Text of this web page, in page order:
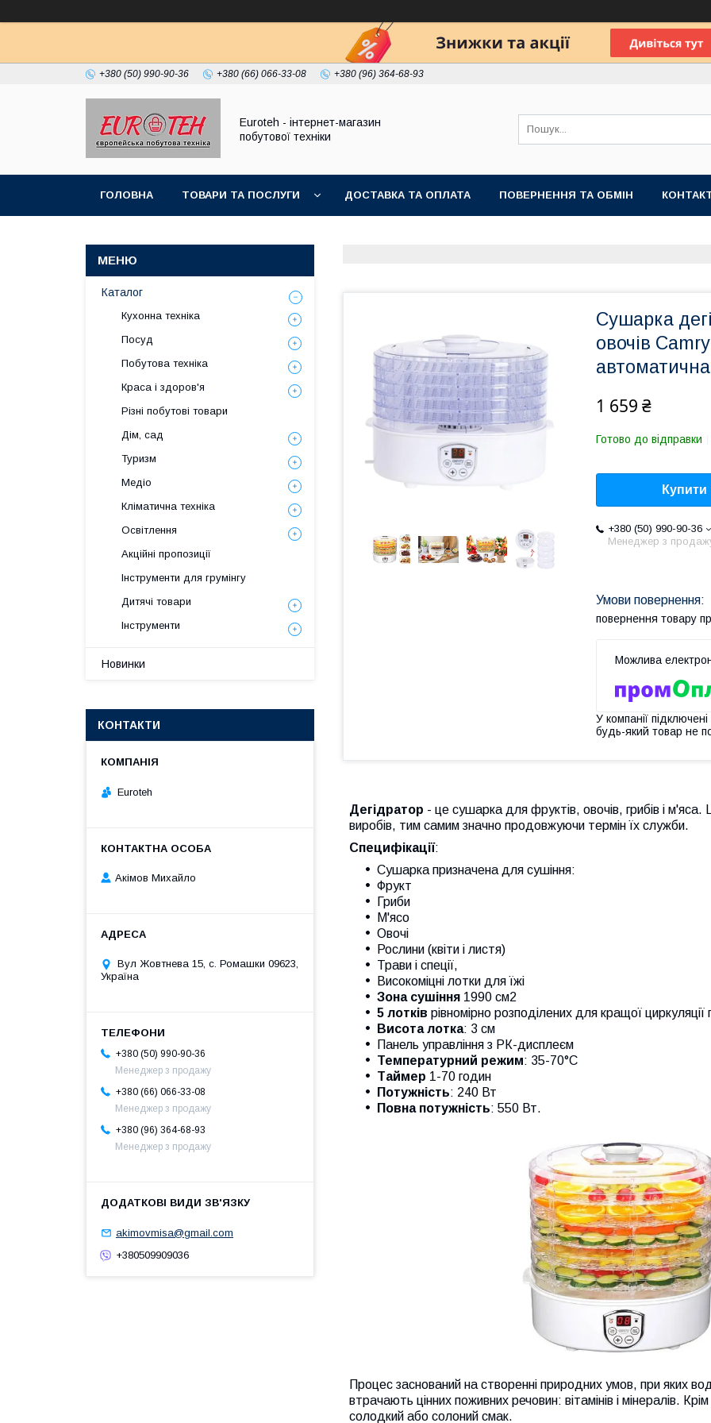
+380 (50) 990-90-36 +380 (66) 066-33-08 +380 (96) 364-68-93
Euroteh - інтернет-магазин
побутової техніки
ГОЛОВНА ТОВАРИ ТА ПОСЛУГИ ДОСТАВКА ТА ОПЛАТА ПОВЕРНЕННЯ ТА ОБМІН
Сушарка
овочів
1 659 ₴
Готово до відправки
Купити
+380 (50) 990-90-36
Менеджер з
повернення товару
У компанії
будь-який товар не
Дегідратор - це сушарка для фруктів, овочів, грибів і
виробів, тим самим значно продовжуючи термін їх служби.
Специфікації:
Сушарка призначена для сушіння:
Фрукт
Гриби
М'ясо
Овочі
Рослини (квіти і листя)
Трави і спеції,
Високоміцні лотки для їжі
Зона сушіння 1990 см2
5 лотків рівномірно розподілених для кращої циркуляції
Висота лотка: 3 см
Панель управління з РК-дисплеєм
Температурний режим: 35-70°С
Таймер 1-70 годин
Потужність: 240 Вт
Повна потужність: 550 Вт.
Процес заснований на створенні природних умов, при яких
втрачають цінних поживних речовин: вітамінів і мінералів.
солодкий або солоний смак.
Каталог
Кухонна техніка
Посуд
Побутова техніка
Краса і здоров'я
Різні побутові товари
Дім, сад
Туризм
Медіо
Кліматична техніка
Освітлення
Акційні пропозиції
Інструменти для грумінгу
Дитячі товари
Інструменти
Новинки
КОНТАКТИ
Euroteh
Акімов Михайло
Вул Жовтнева 15, с. Ромашки 09623,
Україна
+380 (50) 990-90-36
Менеджер з продажу
+380 (66) 066-33-08
Менеджер з продажу
+380 (96) 364-68-93
Менеджер з продажу
akimovmisa@gmail.com
+380509909036